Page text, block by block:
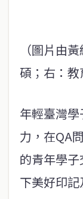
（圖片由
碩；右：教
年輕臺灣
力，在QA
的青年學
下美好印